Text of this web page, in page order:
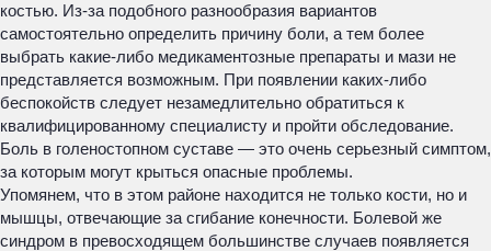
костью. Из-за подобного разнообразия вариантов
самостоятельно определить причину боли, а тем более
выбрать какие-либо медикаментозные препараты и мази не
представляется возможным. При появлении каких-либо
беспокойств следует незамедлительно обратиться к
квалифицированному специалисту и пройти обследование.
Боль в голеностопном суставе — это очень серьезный симптом,
за которым могут крыться опасные проблемы.
Упомянем, что в этом районе находится не только кости, но и
мышцы, отвечающие за сгибание конечности. Болевой же
синдром в превосходящем большинстве случаев появляется